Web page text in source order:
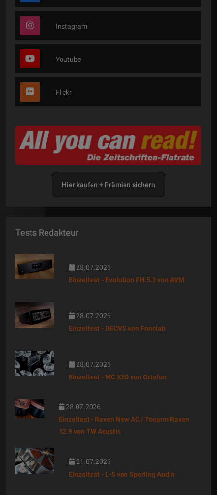
Instagram
Youtube
Flickr
Hier kaufen + Prämien sichern
Tests Redakteur
28.07.2026
Einzeltest - Evolution PH 5.3 von AVM
28.07.2026
Einzeltest - DECVS von Fonolab
28.07.2026
Einzeltest - MC X50 von Ortofon
28.07.2026
Einzeltest - Raven New AC / Tonarm Raven
12.9 von TW Acustic
21.07.2026
Einzeltest - L-5 von Sperling Audio